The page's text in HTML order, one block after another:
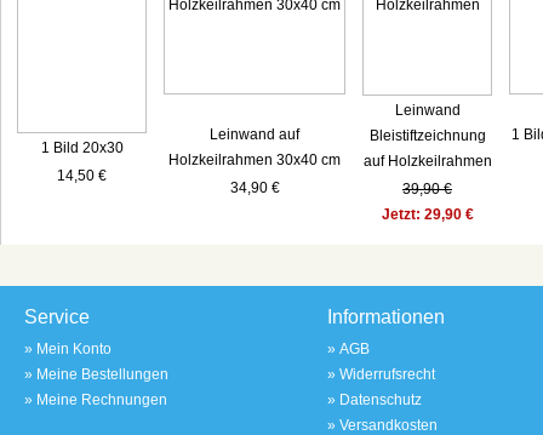
1 Bild 20x30
14,50 €
Leinwand auf
Holzkeilrahmen 30x40 cm
34,90 €
Leinwand
Bleistiftzeichnung
auf Holzkeilrahmen
39,90 €
Jetzt: 29,90 €
1
Service
» Mein Konto
» Meine Bestellungen
» Meine Rechnungen
Informationen
» AGB
» Widerrufsrecht
» Datenschutz
» Versandkosten